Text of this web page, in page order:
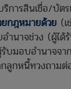
ารสินเชื่อ/บัตรเ
กฎหมายด้วย (
าจช่วง (ผู้ได้รั
มอบอำนาจจาก
กหนี้ทวงถามต่อ